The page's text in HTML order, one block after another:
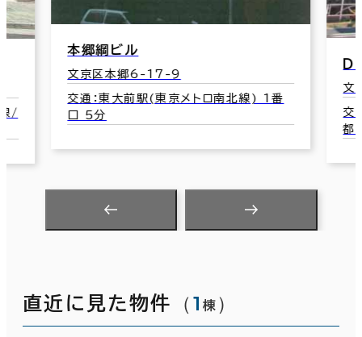
文京区本郷4-1-4
交通：本郷三丁目駅(東京メトロ丸ノ内線/
都営大江戸線) 4番口 2分
Ｔ
交
都
直近に見た物件 （1 棟 ）